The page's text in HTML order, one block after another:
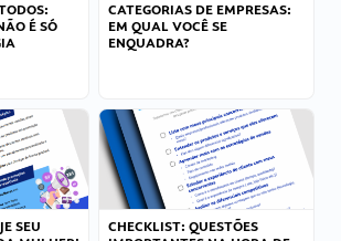
É SÓ
CATEGORIAS DE EMPRESAS:
EM QUAL VOCÊ SE
ENQUADRA?
SEU
CHECKLIST: QUESTÕES